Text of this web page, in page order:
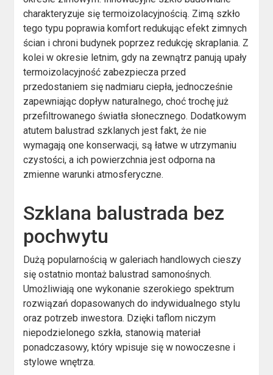
charakteryzuje się termoizolacyjnością. Zimą szkło
tego typu poprawia komfort redukując efekt zimnych
ścian i chroni budynek poprzez redukcję skraplania. Z
kolei w okresie letnim, gdy na zewnątrz panują upały
termoizolacyjność zabezpiecza przed
przedostaniem się nadmiaru ciepła, jednocześnie
zapewniając dopływ naturalnego, choć trochę już
przefiltrowanego światła słonecznego. Dodatkowym
atutem balustrad szklanych jest fakt, że nie
wymagają one konserwacji, są łatwe w utrzymaniu
czystości, a ich powierzchnia jest odporna na
zmienne warunki atmosferyczne.
Szklana balustrada bez
pochwytu
Dużą popularnością w galeriach handlowych cieszy
się ostatnio montaż balustrad samonośnych.
Umożliwiają one wykonanie szerokiego spektrum
rozwiązań dopasowanych do indywidualnego stylu
oraz potrzeb inwestora. Dzięki taflom niczym
niepodzielonego szkła, stanowią materiał
ponadczasowy, który wpisuje się w nowoczesne i
stylowe wnętrza.